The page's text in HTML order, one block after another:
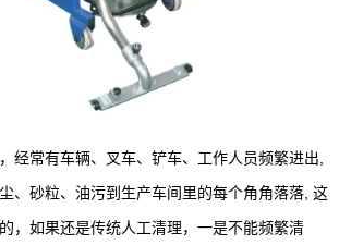
常有车辆、叉车、铲车、工作人员频繁进出,
、砂粒、油污到生产车间里的每个角角落落, 这
，如果还是传统人工清理，一是不能频繁清